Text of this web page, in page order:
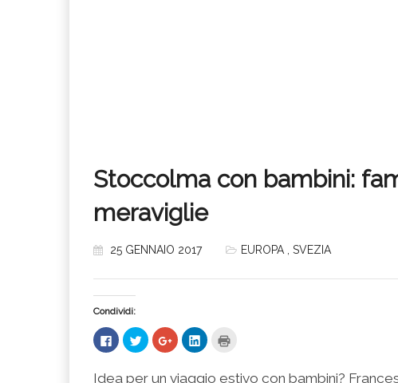
Stoccolma con bambini:
meraviglie
25 GENNAIO 2017 EUROPA SVEZIA
Condividi:
Fai
clic
su
Fai
clic
condividere
Fai
clic
condividere
Fai
clic
condividerestampare
Idea per un viaggio estivo con bambini?